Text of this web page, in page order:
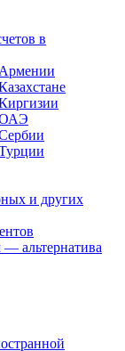
в
ОАЭ
и других
— альтернатива